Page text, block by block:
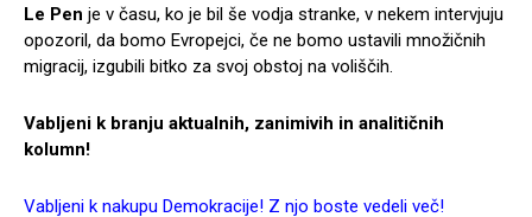
Le Pen je v času, ko je bil še vodja stranke, v nekem intervjuju
opozoril, da bomo Evropejci, če ne bomo ustavili množičnih
migracij, izgubili bitko za svoj obstoj na voliščih.
Vabljeni k branju aktualnih, zanimivih in analitičnih
kolumn!
Vabljeni k nakupu Demokracije! Z njo boste vedeli več!